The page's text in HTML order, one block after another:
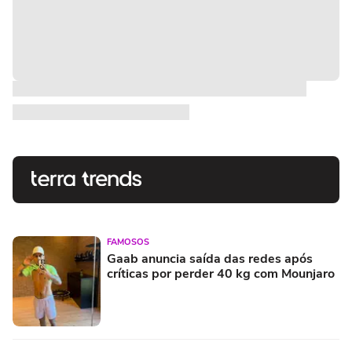
FAMOSOS
Gaab anuncia saída das redes após
críticas por perder 40 kg com Mounjaro